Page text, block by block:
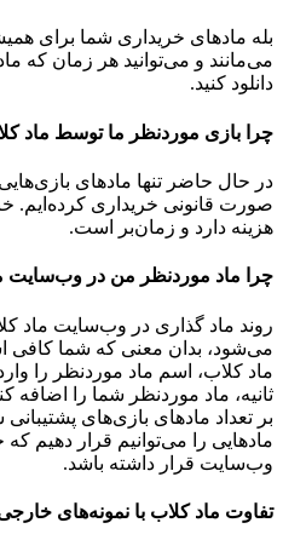
بله مادهای خریداری شما برای
می‌مانند و می‌توانید هر زمان که
دانلود کنید.
چرا بازی موردنظر ما توسط ماد
در حال حاضر تنها مادهای
صورت قانونی خریداری کرده‌ایم.
هزینه دارد و زمان‌بر است.
چرا ماد موردنظر من در وب‌سایت
روند ماد گذاری در وب‌سایت ماد
می‌شود، بدان معنی که شما
ماد کلاب، اسم ماد موردنظر را
ثانیه، ماد موردنظر شما را اضافه
بر تعداد مادهای بازی‌های پشتیبانی
مادهایی را می‌توانیم قرار دهیم
وب‌سایت قرار داشته باشد.
تفاوت ماد کلاب با نمونه‌های